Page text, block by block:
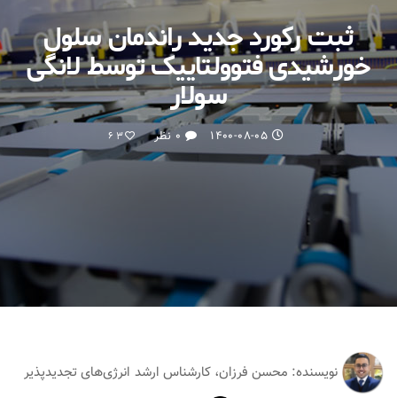
ثبت رکورد جدید راندمان سلول
خورشیدی فتوولتاییک توسط لانگی
سولار
۱۴۰۰-۰۸-۰۵ ۰ نظر 63
نویسنده: محسن فرزان، کارشناس ارشد انرژی‌های تجدیدپذیر